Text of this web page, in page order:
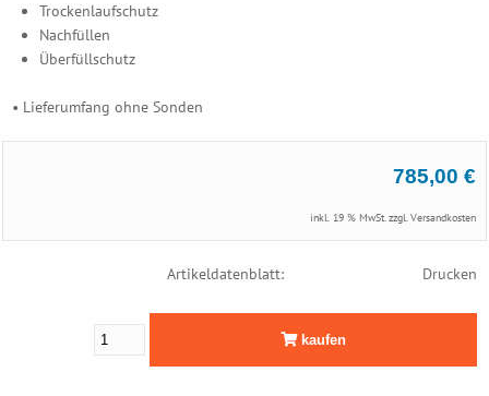
Trockenlaufschutz
Nachfüllen
Überfüllschutz
• Lieferumfang ohne Sonden
785,00 €
inkl. 19 % MwSt. zzgl.Versandkosten
Artikeldatenblatt: Drucken
kaufen
Becken
Abdeckung
Leiter
Rohrmontagen